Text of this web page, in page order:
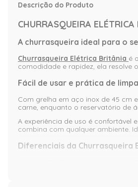
Descrição do Produto
CHURRASQUEIRA
A churrasqueira ideal para o
Churrasqueira Elétrica Britânia é
comodidade e rapidez, ela resolve
Fácil de usar e prática de
Com grelha em aço inox de 45 cm
carne, enquanto o reservatório de
A experiência de uso é confortável
combina com qualquer ambiente.
Diferenciais da Churrasqueira